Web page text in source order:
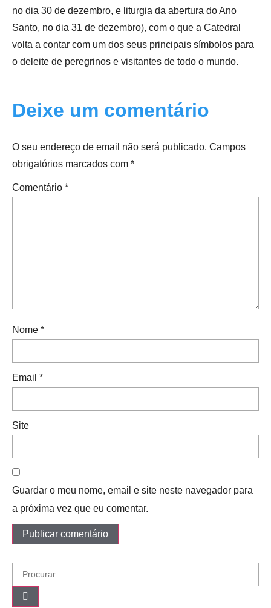
no dia 30 de dezembro, e liturgia da abertura do Ano
Santo, no dia 31 de dezembro), com o que a Catedral
volta a contar com um dos seus principais símbolos para
o deleite de peregrinos e visitantes de todo o mundo.
Deixe um comentário
O seu endereço de email não será publicado. Campos
obrigatórios marcados com *
Comentário *
Nome *
Email *
Site
Guardar o meu nome, email e site neste navegador para
a próxima vez que eu comentar.